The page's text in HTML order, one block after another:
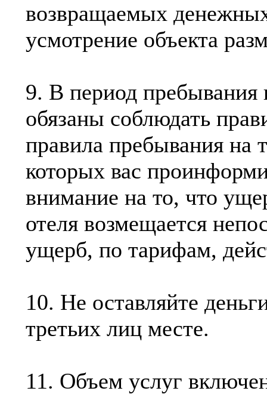
возвращаемых
усмотрение объекта
9. В период пребывания
обязаны соблюдать
правила пребывания на
которых вас
внимание на то, что
отеля возмещается
ущерб, по тарифам,
10. Не оставляйте
третьих лиц месте.
11. Объем услуг